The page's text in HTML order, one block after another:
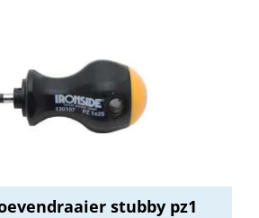
stubby pz1